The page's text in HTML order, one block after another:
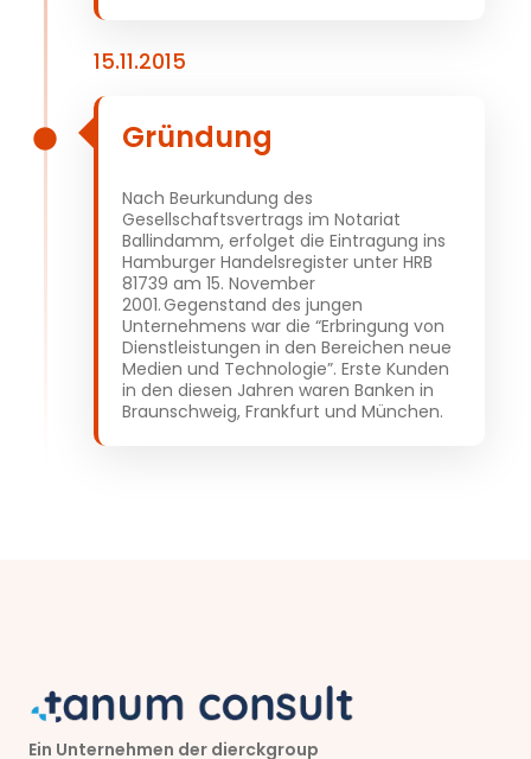
15.11.2015
Gründung
Nach Beurkundung des
Gesellschaftsvertrags im Notariat
Ballindamm, erfolget die Eintragung ins
Hamburger Handelsregister unter HRB
81739 am 15. November
2001. Gegenstand des jungen
Unternehmens war die “Erbringung von
Dienstleistungen in den Bereichen neue
Medien und Technologie”. Erste Kunden
in den diesen Jahren waren Banken in
Braunschweig, Frankfurt und München.
Ein Unternehmen der dierckgroup